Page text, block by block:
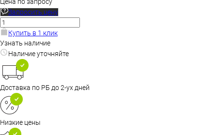
Запросить цену
Купить в 1 клик
Узнать наличие
Наличие уточняйте
Доставка по РБ до 2-ух дней
Низкие цены